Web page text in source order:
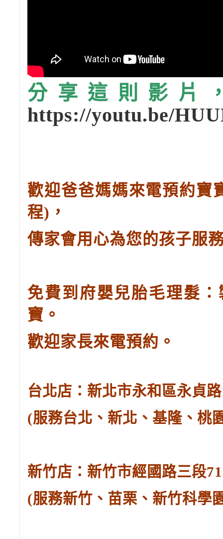
分享這則影片
https://youtu.be/
歡迎爸爸媽媽來電預約寶
程) ，
傳家會用心為您的孩子服
免費到府嬰兒胎毛理髮
寶。
歡迎家長來電預約。
台北店：新北市永和區永貞
(服務台北、新北、基隆、桃
新竹店：新竹市經國路三段
(服務新竹、苗栗、新竹科學